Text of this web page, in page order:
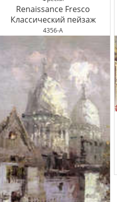
Renaissance Fresco
Классический пейзаж
4356-A